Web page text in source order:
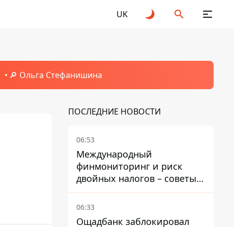
UK
🔎 Ольга Стефанишина
ПОСЛЕДНИЕ НОВОСТИ
06:53
Международный
финмониторинг и риск
двойных налогов – советы
украинцам в Польше
06:33
Ощадбанк заблокировал